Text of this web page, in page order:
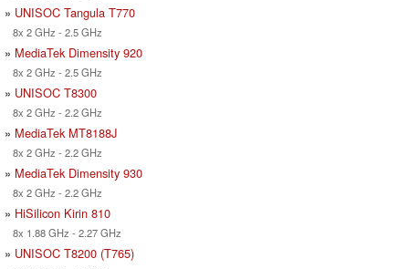
» UNISOC Tangula T770
8x 2 GHz - 2.5 GHz
» MediaTek Dimensity 920
8x 2 GHz - 2.5 GHz
» UNISOC T8300
8x 2 GHz - 2.2 GHz
» MediaTek MT8188J
8x 2 GHz - 2.2 GHz
» MediaTek Dimensity 930
8x 2 GHz - 2.2 GHz
» HiSilicon Kirin 810
8x 1.88 GHz - 2.27 GHz
» UNISOC T8200 (T765)